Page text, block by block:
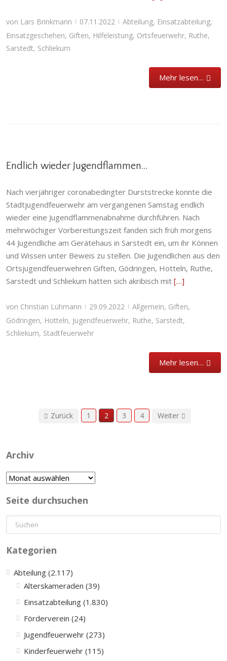
von Lars Brinkmann | 07.11.2022 | Abteilung, Einsatzabteilung,
Einsatzgeschehen, Giften, Hilfeleistung, Ortsfeuerwehr, Ruthe,
Sarstedt, Schliekum
Mehr lesen…
Endlich wieder Jugendflammen…
Nach vierjähriger coronabedingter Durststrecke konnte die
Stadtjugendfeuerwehr am vergangenen Samstag endlich
wieder eine Jugendflammenabnahme durchführen. Nach
mehrwöchiger Vorbereitungszeit fanden sich früh morgens
44 Jugendliche am Gerätehaus in Sarstedt ein, um ihr Können
und Wissen unter Beweis zu stellen. Die Jugendlichen aus den
Ortsjugendfeuerwehren Giften, Gödringen, Hotteln, Ruthe,
Sarstedt und Schliekum hatten sich akribisch mit […]
von Christian Lühmann | 29.09.2022 | Allgemein, Giften,
Gödringen, Hotteln, Jugendfeuerwehr, Ruthe, Sarstedt,
Schliekum, Stadtfeuerwehr
Mehr lesen…
Zurück 1 2 3 4 Weiter
Archiv
Archiv
Seite durchsuchen
Kategorien
Abteilung (2.117)
Alterskameraden (39)
Einsatzabteilung (1.830)
Förderverein (24)
Jugendfeuerwehr (273)
Kinderfeuerwehr (115)